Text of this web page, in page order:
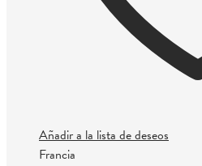
Añadir a la lista de deseos
Francia